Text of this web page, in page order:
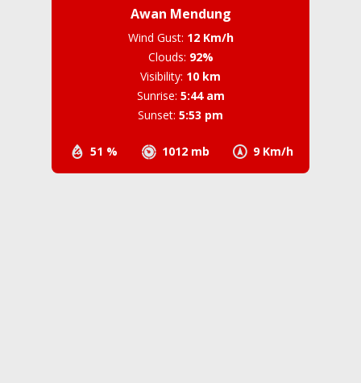
Awan Mendung
51 % 1012 mb 9 Km/h
Wind Gust: 12 Km/h
Clouds: 92%
Visibility: 10 km
Sunrise: 5:44 am
Sunset: 5:53 pm